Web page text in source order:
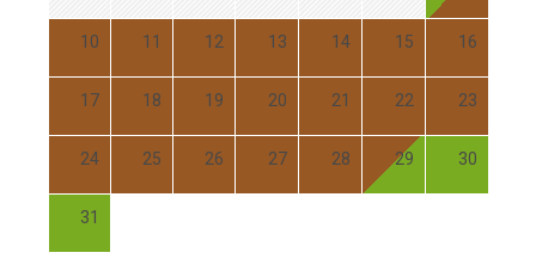
10 11 12 13 14 15 16
17 18 19 20 21 22 23
24 25 26 27 28 29 30
31